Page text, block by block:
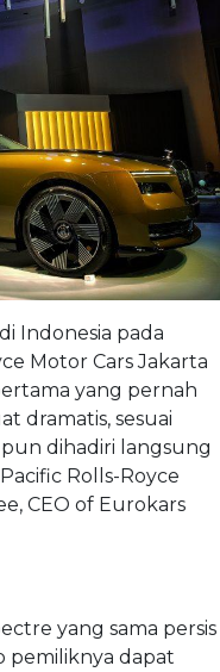
Indonesia pada
Motor Cars Jakarta
yang pernah
dramatis, sesuai
dihadiri langsung
Rolls-Royce
CEO of Eurokars
yang sama persis
pemiliknya dapat